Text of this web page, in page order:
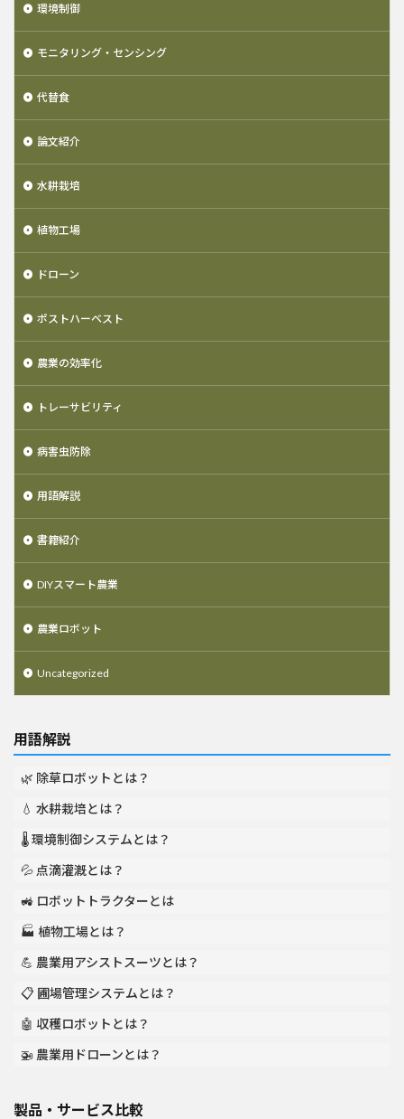
環境制御
モニタリング・センシング
代替食
論文紹介
水耕栽培
植物工場
ドローン
ポストハーベスト
農業の効率化
トレーサビリティ
病害虫防除
用語解説
書籍紹介
DIYスマート農業
農業ロボット
Uncategorized
用語解説
🌿 除草ロボットとは？
💧 水耕栽培とは？
🌡️ 環境制御システムとは？
💦 点滴灌漑とは？
🚜 ロボットトラクターとは
🏭 植物工場とは？
💪 農業用アシストスーツとは？
📋 圃場管理システムとは？
🤖 収穫ロボットとは？
🚁 農業用ドローンとは？
製品・サービス比較